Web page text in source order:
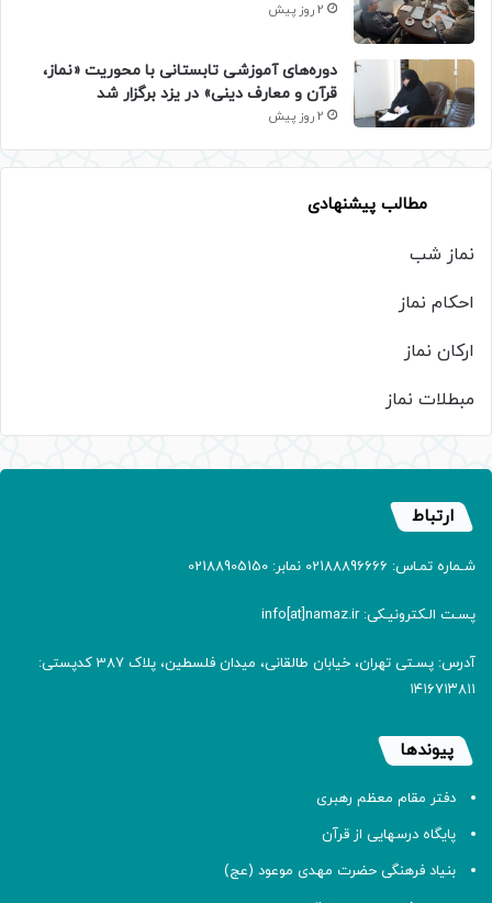
2 روز پیش
دوره‌های آموزشی تابستانی با محوریت «نماز،
قرآن و معارف دینی» در یزد برگزار شد
2 روز پیش
مطالب پیشنهادی
نماز شب
احکام نماز
ارکان نماز
مبطلات نماز
ارتباط
شـماره تمـاس: 02188896666 نمابر: 02188905150
پسـت الـکترونیـکی: info[at]namaz.ir
آدرس: پسـتی تهران، خیابان طالقانی، میدان فلسطین، پلاک 387 کدپستی:
۱۴۱۶۷۱۳۸۱۱
پیوندها
دفتر مقام معظم رهبری
پایگاه درسهایی از قرآن
بنیاد فرهنگی حضرت مهدی موعود (عج)